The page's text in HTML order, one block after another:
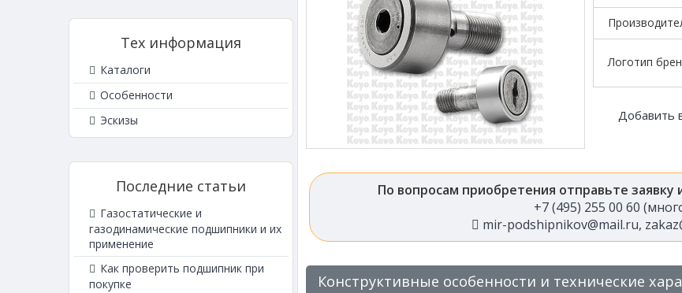
Тех информация
Каталоги
Особенности
Эскизы
Последние статьи
Газостатические и
газодинамические подшипники и их
применение
Как проверить подшипник при
покупке
Логотип
Добавить
По вопросам приобретения отправьте
+7 (495) 255 00 60
mir-podshipnikov@mail.ru,
Конструктивные особенности и технические